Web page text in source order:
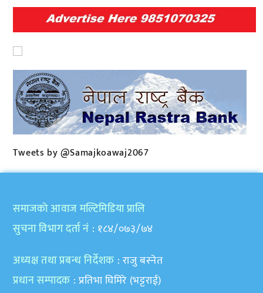
Tweets by @Samajkoawaj2067
समाजकाे आवाज मल्टिमिडिया प्रालि
सुचना विभाग दर्ता नं : १८४/०७३/७४
अध्यक्ष तथा प्रबन्ध निर्देशक : राजु बस्नेत
प्रधान सम्पादक : प्रतिभा घिमिरे (भट्टराई)